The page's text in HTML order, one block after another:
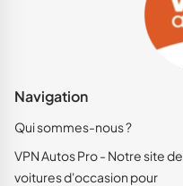
Navigation
Qui sommes-nous ?
VPN Autos Pro - Notre site de
voitures d'occasion pour